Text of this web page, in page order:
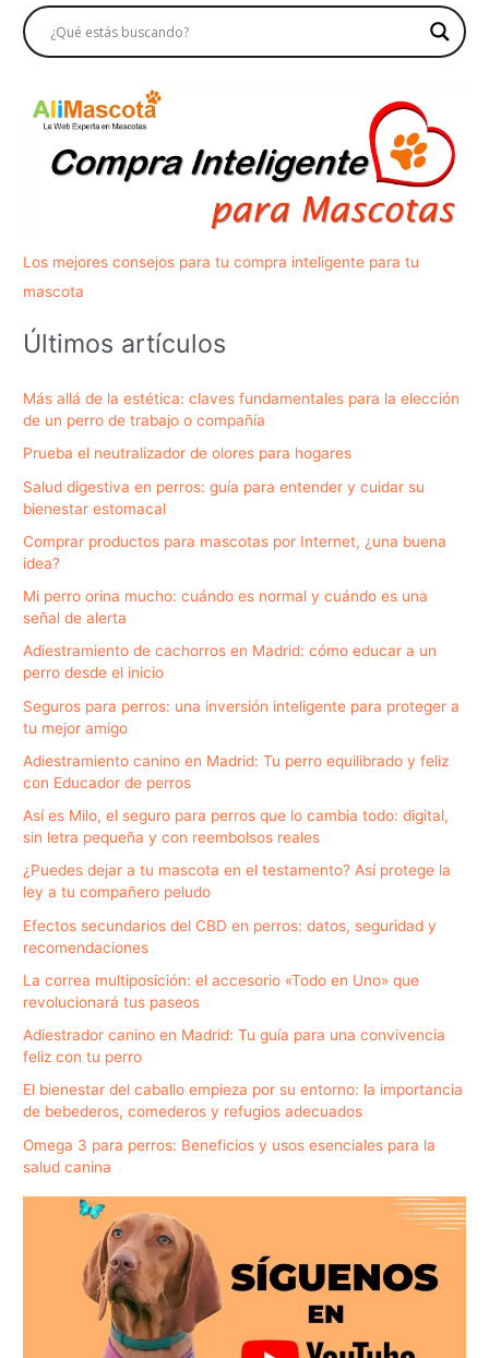
Los mejores consejos para tu compra inteligente para tu
mascota
Últimos artículos
Más allá de la estética: claves fundamentales para la elección
de un perro de trabajo o compañía
Prueba el neutralizador de olores para hogares
Salud digestiva en perros: guía para entender y cuidar su
bienestar estomacal
Comprar productos para mascotas por Internet, ¿una buena
idea?
Mi perro orina mucho: cuándo es normal y cuándo es una
señal de alerta
Adiestramiento de cachorros en Madrid: cómo educar a un
perro desde el inicio
Seguros para perros: una inversión inteligente para proteger a
tu mejor amigo
Adiestramiento canino en Madrid: Tu perro equilibrado y feliz
con Educador de perros
Así es Milo, el seguro para perros que lo cambia todo: digital,
sin letra pequeña y con reembolsos reales
¿Puedes dejar a tu mascota en el testamento? Así protege la
ley a tu compañero peludo
Efectos secundarios del CBD en perros: datos, seguridad y
recomendaciones
La correa multiposición: el accesorio «Todo en Uno» que
revolucionará tus paseos
Adiestrador canino en Madrid: Tu guía para una convivencia
feliz con tu perro
El bienestar del caballo empieza por su entorno: la importancia
de bebederos, comederos y refugios adecuados
Omega 3 para perros: Beneficios y usos esenciales para la
salud canina